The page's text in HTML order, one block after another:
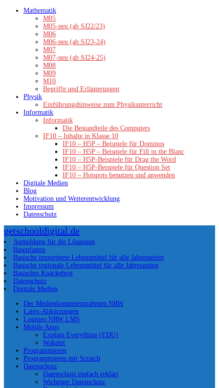
Zum
Mathematik
M05
M05-neu (ab SJ22/23)
M06
M06-neu (ab SJ23-24)
M07
M07-neu (ab SJ24-25)
M08
M09
M10
Begriffe und Erläuterungen
Physik
Einführungshinweise zum Physikunterricht
Informatik
Informatik
Die Bestandteile des Computers
IF10 – Inhalte in Klasse 10
IF10 – H5P – Beispiele für Dominos
IF10 – H5P – Beispiele für Fill in the Blanc
IF10 – H5P-Beispiele für Drag the Word
IF10 – H5P-Beispiele für Question Set
IF10 – Hotspots benutzen und anwenden
Digitale Medien
Blog
Motivation und Weiterentwicklung
Impressum
Datenschutz
getschooldigital.de
Anmeldung für die Lösungen
Basenfasten
Basische importierte Lebensmittel für alle Jahreszeiten
Basische regionale Lebensmittel für alle Jahreszeiten
Basisches Knäckebrot
Datenschutz
Digitale Medien
Der Medienkompetenzrahmen NRW
Latex-Abkürzungen
Logineo NRW LMS
Mobile Apps
Explain Everything (EDU)
Wakelet
Programmieren
Programmieren mit Scratch
Datenschutz
Datenschutz einfach erklärt
Wichtiger Datenschutz